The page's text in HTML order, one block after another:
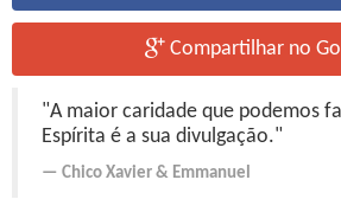
Compartilhar no
"A maior caridade que podemos
Espírita é a sua divulgação."
Chico Xavier & Emmanuel